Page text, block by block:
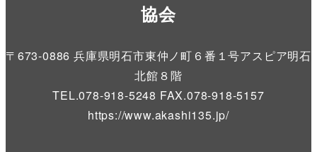
協会
〒673-0886 兵庫県明石市東仲ノ町６番１号アスピア明石
北館８階
TEL.078-918-5248 FAX.078-918-5157
https://www.akashi135.jp/